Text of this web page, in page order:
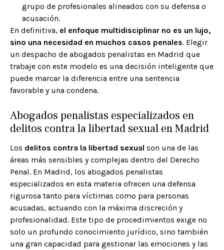
grupo de profesionales alineados con su defensa o
acusación.
En definitiva, el enfoque multidisciplinar no es un lujo,
sino una necesidad en muchos casos penales. Elegir
un despacho de abogados penalistas en Madrid que
trabaje con este modelo es una decisión inteligente que
puede marcar la diferencia entre una sentencia
favorable y una condena.
Abogados penalistas especializados en
delitos contra la libertad sexual en Madrid
Los delitos contra la libertad sexual son una de las
áreas más sensibles y complejas dentro del Derecho
Penal. En Madrid, los abogados penalistas
especializados en esta materia ofrecen una defensa
rigurosa tanto para víctimas como para personas
acusadas, actuando con la máxima discreción y
profesionalidad. Este tipo de procedimientos exige no
solo un profundo conocimiento jurídico, sino también
una gran capacidad para gestionar las emociones y las